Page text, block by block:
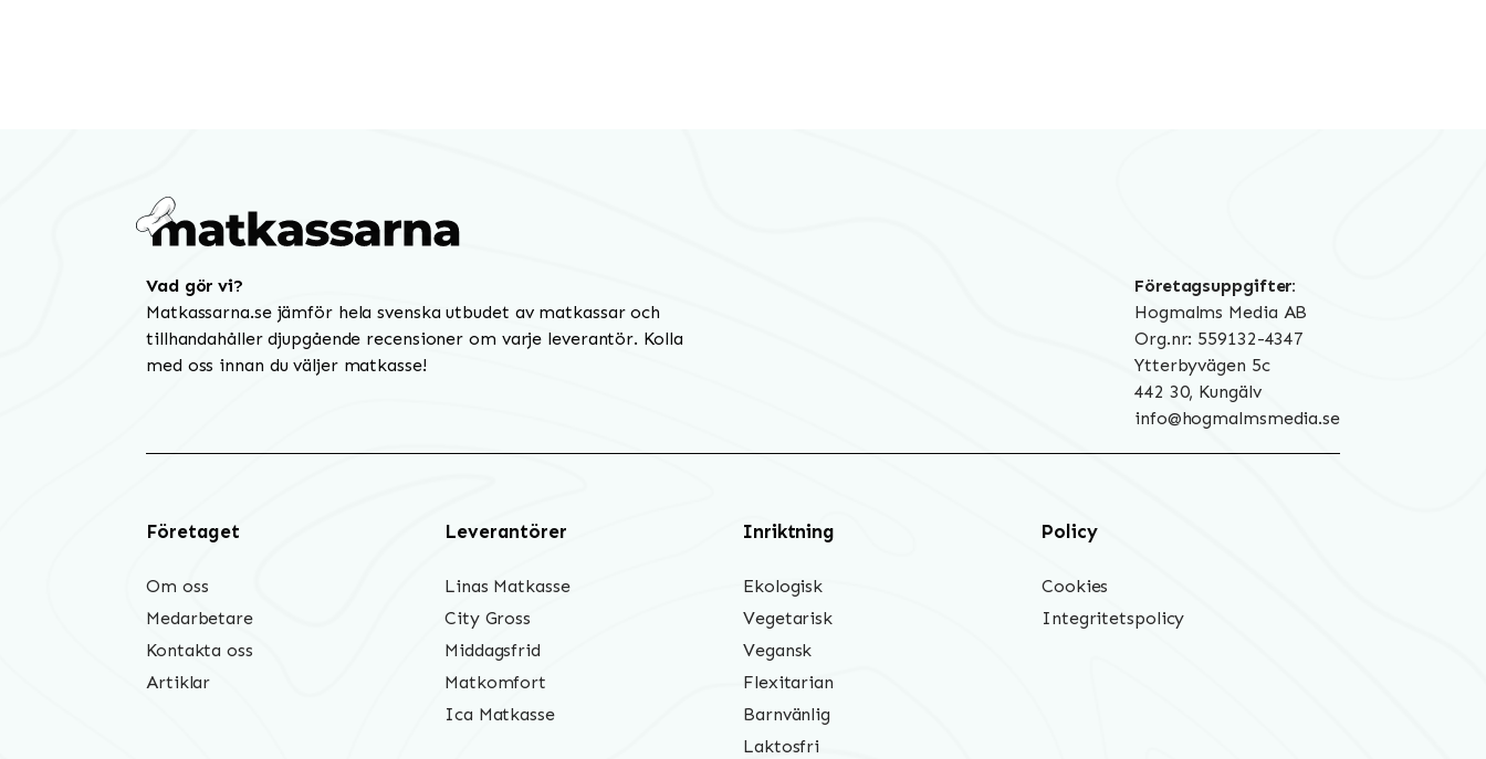
Vad gör vi?
Matkassarna.se jämför hela svenska utbudet av matkassar och
tillhandahåller djupgående recensioner om varje leverantör. Kolla
med oss innan du väljer matkasse!
Företagsuppgifter:
Hogmalms Media AB
Org.nr: 559132-4347
Ytterbyvägen 5c
442 30, Kungälv
info@hogmalmsmedia.se
Företaget
Om oss
Medarbetare
Kontakta oss
Artiklar
Leverantörer
Linas Matkasse
City Gross
Middagsfrid
Matkomfort
Ica Matkasse
Inriktning
Ekologisk
Vegetarisk
Vegansk
Flexitarian
Barnvänlig
Laktosfri
Policy
Cookies
Integritetspolicy